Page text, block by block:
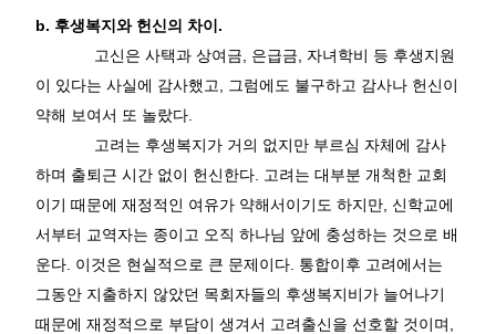
b. 후생복지와 헌신의 차이 .
고신은 사택과 상여금
은급금
자녀학비 등 후생지원
이 있다는 사실에 감사했고
그럼에도 불구하고 감사나 헌신이
약해 보여서 또 놀랐다
고려는 후생복지가 거의 없지만 부르심 자체에 감사
하며 출퇴근 시간 없이 헌신한다
고려는 대부분 개척한 교회
이기 때문에 재정적인 여유가 약해서이기도 하지만 신학교에
서부터 교역자는 종이고 오직 하나님 앞에 충성하는 것으로 배
운다 이것은 현실적으로 큰 문제이다 통합이후 고려에서는
그동안 지출하지 않았던 목회자들의 후생복지비가 늘어나기
때문에 재정적으로 부담이 생겨서 고려출신을 선호할 것이며